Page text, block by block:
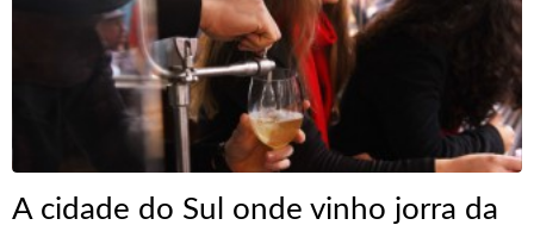
A cidade do Sul onde vinho jorra da